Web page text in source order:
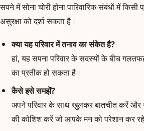
सपने में सोना चोरी होना पारिवारिक संबंधों में
असुरक्षा को दर्शा सकता है।
क्या यह परिवार में तनाव का संकेत है?
हां, यह सपना परिवार के सदस्यों के बीच
का प्रतीक हो सकता है।
कैसे इसे समझें?
अपने परिवार के साथ खुलकर बातचीत करें और
की कोशिश करें जो आपके मन को परेशान कर